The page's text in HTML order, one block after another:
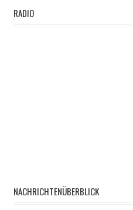
RADIO
NACHRICHTENÜBERBLICK